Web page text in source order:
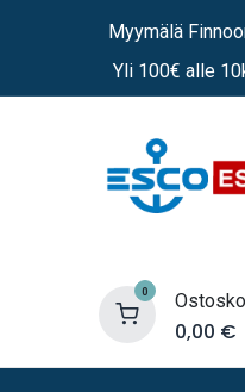
Myymälä
Yli 100€ alle
0
0,00 €